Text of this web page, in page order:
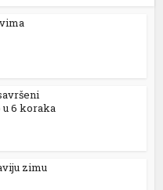
6 koraka
zimu